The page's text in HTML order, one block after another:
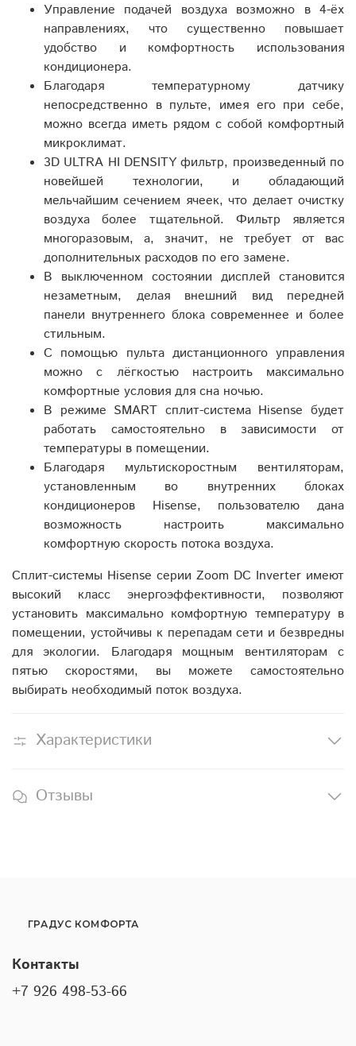
Управление подачей воздуха возможно в 4-ёх
направлениях, что существенно повышает
удобство и комфортность использования
кондиционера.
Благодаря температурному датчику
непосредственно в пульте, имея его при себе,
можно всегда иметь рядом с собой комфортный
микроклимат.
3D ULTRA HI DENSITY фильтр, произведенный по
новейшей технологии, и обладающий
мельчайшим сечением ячеек, что делает очистку
воздуха более тщательной. Фильтр является
многоразовым, а, значит, не требует от вас
дополнительных расходов по его замене.
В выключенном состоянии дисплей становится
незаметным, делая внешний вид передней
панели внутреннего блока современнее и более
стильным.
С помощью пульта дистанционного управления
можно с лёгкостью настроить максимально
комфортные условия для сна ночью.
В режиме SMART сплит-система Hisense будет
работать самостоятельно в зависимости от
температуры в помещении.
Благодаря мультискоростным вентиляторам,
установленным во внутренних блоках
кондиционеров Hisense, пользователю дана
возможность настроить максимально
комфортную скорость потока воздуха.
Сплит-системы Hisense серии Zoom DC Inverter имеют
высокий класс энергоэффективности, позволяют
установить максимально комфортную температуру в
помещении, устойчивы к перепадам сети и безвредны
для экологии. Благодаря мощным вентиляторам с
пятью скоростями, вы можете самостоятельно
выбирать необходимый поток воздуха.
Характеристики
Отзывы
ГРАДУС КОМФОРТА
Контакты
+7 926 498-53-66